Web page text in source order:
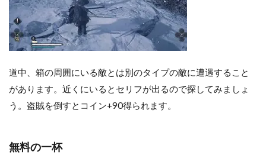
道中、箱の周囲にいる敵とは別のタイプの敵に遭遇すること
があります。近くにいるとセリフが出るので探してみましょ
う。盗賊を倒すとコイン+90得られます。
無料の一杯